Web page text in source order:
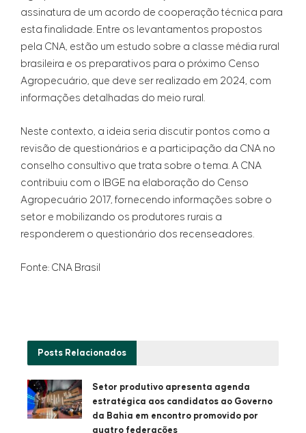
assinatura de um acordo de cooperação técnica para
esta finalidade. Entre os levantamentos propostos
pela CNA, estão um estudo sobre a classe média rural
brasileira e os preparativos para o próximo Censo
Agropecuário, que deve ser realizado em 2024, com
informações detalhadas do meio rural.
Neste contexto, a ideia seria discutir pontos como a
revisão de questionários e a participação da CNA no
conselho consultivo que trata sobre o tema. A CNA
contribuiu com o IBGE na elaboração do Censo
Agropecuário 2017, fornecendo informações sobre o
setor e mobilizando os produtores rurais a
responderem o questionário dos recenseadores.
Fonte: CNA Brasil
Posts Relacionados
Setor produtivo apresenta agenda
estratégica aos candidatos ao Governo
da Bahia em encontro promovido por
quatro federações